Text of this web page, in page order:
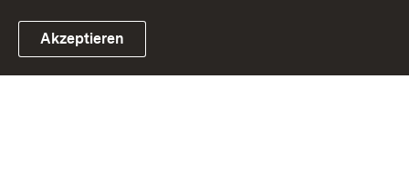
Link zum Landesportal
Akzeptieren